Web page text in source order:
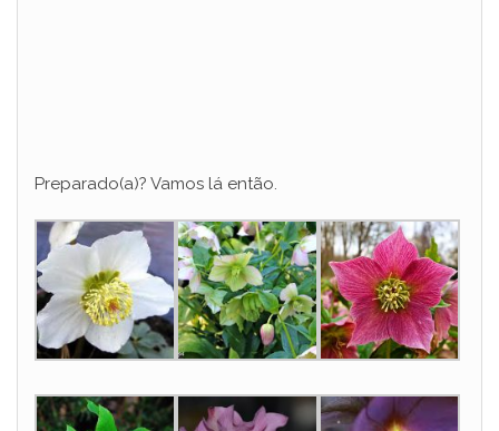
Preparado(a)? Vamos lá então.